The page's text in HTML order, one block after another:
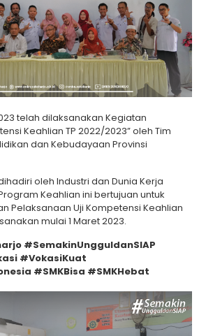
telah dilaksanakan Kegiatan
Keahlian TP 2022/2023” oleh Tim
dan Kebudayaan Provinsi
oleh Industri dan Dunia Kerja
Keahlian ini bertujuan untuk
Pelaksanaan Uji Kompetensi Keahlian
mulai 1 Maret 2023.
#SemakinUngguldanSIAP
#VokasiKuat
#SMKBisa #SMKHebat